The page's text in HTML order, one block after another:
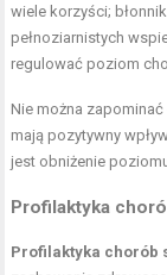
wiele korzyści;
pełnoziarnistych
regulować poziom
Nie można zapominać
mają pozytywny
jest obniżenie
Profilaktyka
Profilaktyka chorób